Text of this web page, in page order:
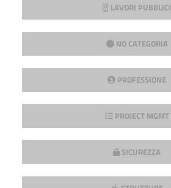
LAVORI PUBBLICI
NO CATEGORIA
PROFESSIONE
PROJECT MGMT
SICUREZZA